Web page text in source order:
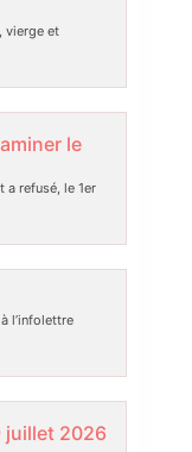
vierge et
le
a refusé, le 1er
l’infolettre
juillet 2026